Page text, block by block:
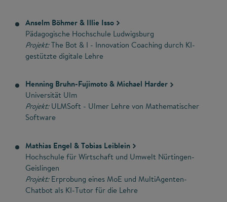
Anselm Böhmer & Illie Isso
Pädagogische Hochschule Ludwigsburg
Projekt:The Bot & I - Innovation Coaching durch KI-
gestützte digitale Lehre
Henning Bruhn-Fujimoto & Michael Harder
Universität Ulm
Projekt:ULMSoft - Ulmer Lehre von Mathematischer
Software
Mathias Engel & Tobias Leiblein
Hochschule für Wirtschaft und Umwelt Nürtingen-
Geislingen
Projekt:Erprobung eines MoE und MultiAgenten-
Chatbot als KI-Tutor für die Lehre